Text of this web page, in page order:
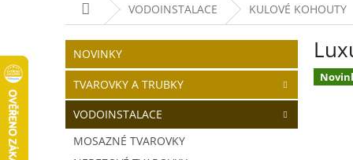
Domů VODOINSTALACE KULOVÉ KOHOUTY
s
r
Přeskočit
kategorie
NOVINKY
TVAROVKY A TRUBKY
VODOINSTALACE
MOSAZNÉ TVAROVKY